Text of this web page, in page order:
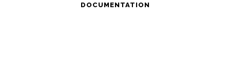
DOCUMENTATION